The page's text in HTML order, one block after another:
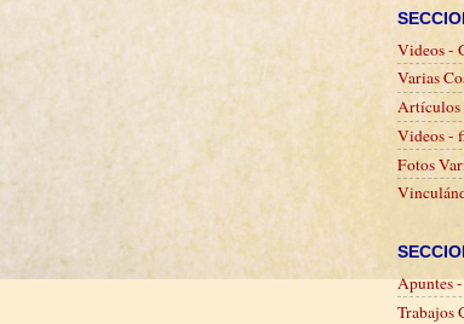
Videos -
Varias
Artículos
Videos -
Fotos
Apuntes
Trabajos